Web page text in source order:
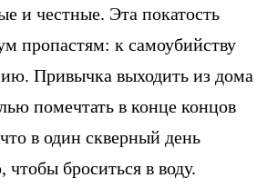
и честные. Эта покатость
пропастям: к самоубийству
Привычка выходить из дома
помечтать в конце концов
в один скверный день
чтобы броситься в воду.